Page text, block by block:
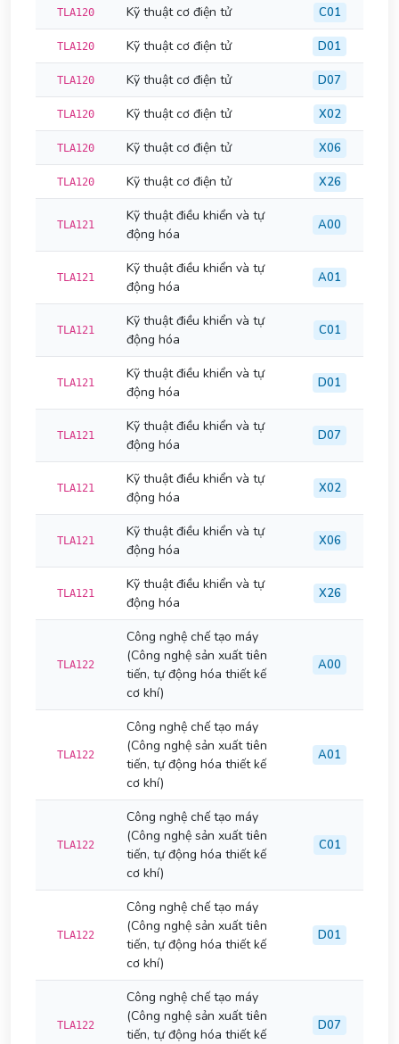
TLA120 Kỹ thuật cơ điện tử C01
TLA120 Kỹ thuật cơ điện tử D01
TLA120 Kỹ thuật cơ điện tử D07
TLA120 Kỹ thuật cơ điện tử X02
TLA120 Kỹ thuật cơ điện tử X06
TLA120 Kỹ thuật cơ điện tử X26
TLA121
Kỹ thuật điều khiển và tự
động hóa
A00
TLA121
Kỹ thuật điều khiển và tự
động hóa
A01
TLA121
Kỹ thuật điều khiển và tự
động hóa
C01
TLA121
Kỹ thuật điều khiển và tự
động hóa
D01
TLA121
Kỹ thuật điều khiển và tự
động hóa
D07
TLA121
Kỹ thuật điều khiển và tự
động hóa
X02
TLA121
Kỹ thuật điều khiển và tự
động hóa
X06
TLA121
Kỹ thuật điều khiển và tự
động hóa
X26
TLA122
Công nghệ chế tạo máy
(Công nghệ sản xuất tiên
tiến, tự động hóa thiết kế
cơ khí)
A00
TLA122
Công nghệ chế tạo máy
(Công nghệ sản xuất tiên
tiến, tự động hóa thiết kế
cơ khí)
A01
TLA122
Công nghệ chế tạo máy
(Công nghệ sản xuất tiên
tiến, tự động hóa thiết kế
cơ khí)
C01
TLA122
Công nghệ chế tạo máy
(Công nghệ sản xuất tiên
tiến, tự động hóa thiết kế
cơ khí)
D01
TLA122
Công nghệ chế tạo máy
(Công nghệ sản xuất tiên
tiến, tự động hóa thiết kế
D07